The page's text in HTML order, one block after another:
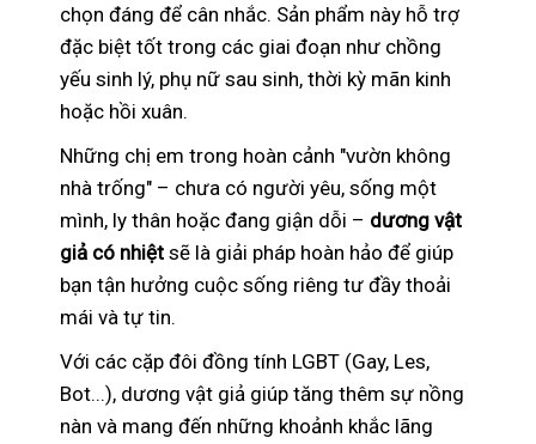
chọn đáng để cân nhắc. Sản phẩm này hỗ trợ
đặc biệt tốt trong các giai đoạn như chồng
yếu sinh lý, phụ nữ sau sinh, thời kỳ mãn kinh
hoặc hồi xuân.
Những chị em trong hoàn cảnh "vườn không
nhà trống" – chưa có người yêu, sống một
mình, ly thân hoặc đang giận dỗi – dương vật
giả có nhiệt sẽ là giải pháp hoàn hảo để giúp
bạn tận hưởng cuộc sống riêng tư đầy thoải
mái và tự tin.
Với các cặp đôi đồng tính LGBT (Gay, Les,
Bot...), dương vật giả giúp tăng thêm sự nồng
nàn và mang đến những khoảnh khắc lãng